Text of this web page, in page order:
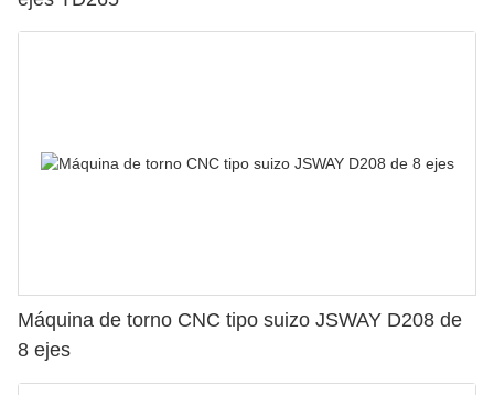
Máquina de torno CNC tipo suizo JSWAY D208 de
8 ejes